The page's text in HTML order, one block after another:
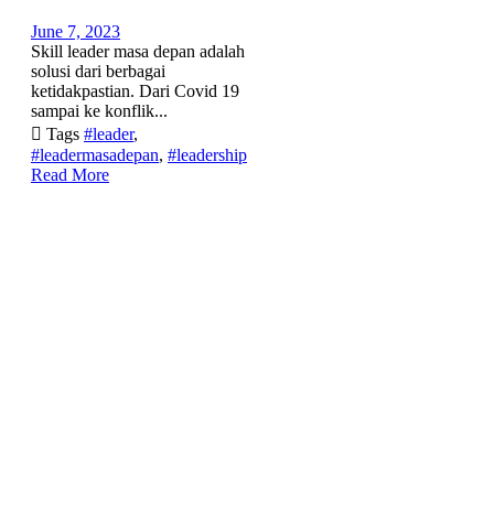
June 7, 2023
Skill leader masa depan adalah
solusi dari berbagai
ketidakpastian. Dari Covid 19
sampai ke konflik...
 Tags #leader,
#leadermasadepan, #leadership
Read More